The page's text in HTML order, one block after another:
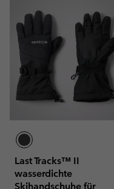
Last Tracks™ II
wasserdichte
Skihandschuhe für